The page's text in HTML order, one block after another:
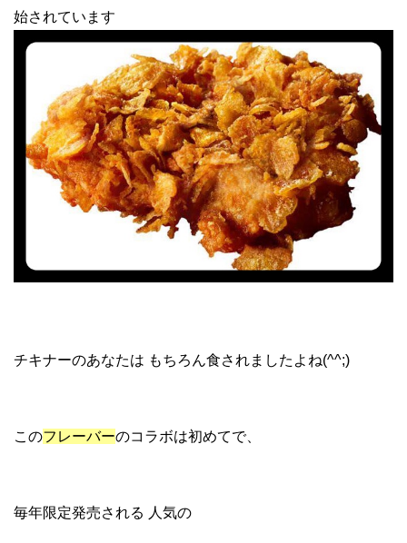
始されています
チキナーのあなたは もちろん食されましたよね(^^;)
このフレーバーのコラボは初めてで、
毎年限定発売される 人気の